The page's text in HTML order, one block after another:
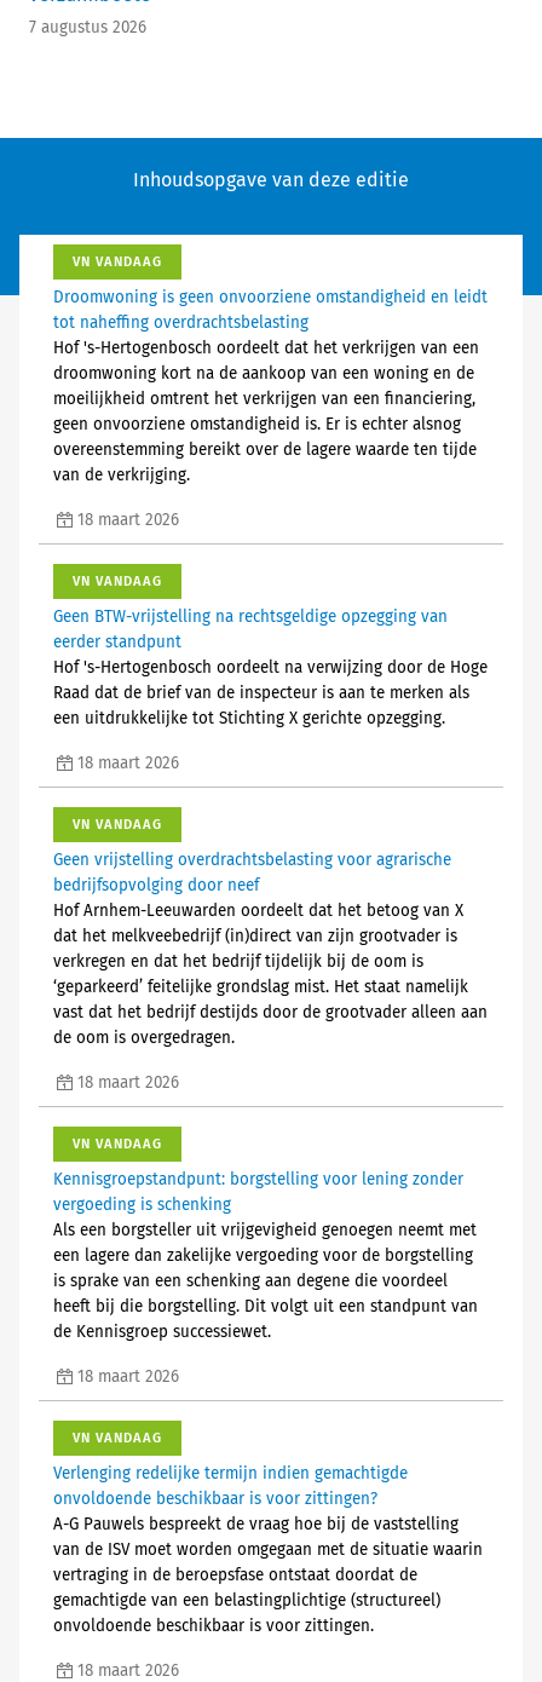
7 augustus 2026
Inhoudsopgave van deze editie
VN VANDAAG
Droomwoning is geen onvoorziene omstandigheid en leidt
tot naheffing overdrachtsbelasting
Hof 's-Hertogenbosch oordeelt dat het verkrijgen van een
droomwoning kort na de aankoop van een woning en de
moeilijkheid omtrent het verkrijgen van een financiering,
geen onvoorziene omstandigheid is. Er is echter alsnog
overeenstemming bereikt over de lagere waarde ten tijde
van de verkrijging.
18 maart 2026
VN VANDAAG
Geen BTW-vrijstelling na rechtsgeldige opzegging van
eerder standpunt
Hof 's-Hertogenbosch oordeelt na verwijzing door de Hoge
Raad dat de brief van de inspecteur is aan te merken als
een uitdrukkelijke tot Stichting X gerichte opzegging.
18 maart 2026
VN VANDAAG
Geen vrijstelling overdrachtsbelasting voor agrarische
bedrijfsopvolging door neef
Hof Arnhem-Leeuwarden oordeelt dat het betoog van X
dat het melkveebedrijf (in)direct van zijn grootvader is
verkregen en dat het bedrijf tijdelijk bij de oom is
‘geparkeerd’ feitelijke grondslag mist. Het staat namelijk
vast dat het bedrijf destijds door de grootvader alleen aan
de oom is overgedragen.
18 maart 2026
VN VANDAAG
Kennisgroepstandpunt: borgstelling voor lening zonder
vergoeding is schenking
Als een borgsteller uit vrijgevigheid genoegen neemt met
een lagere dan zakelijke vergoeding voor de borgstelling
is sprake van een schenking aan degene die voordeel
heeft bij die borgstelling. Dit volgt uit een standpunt van
de Kennisgroep successiewet.
18 maart 2026
VN VANDAAG
Verlenging redelijke termijn indien gemachtigde
onvoldoende beschikbaar is voor zittingen?
A-G Pauwels bespreekt de vraag hoe bij de vaststelling
van de ISV moet worden omgegaan met de situatie waarin
vertraging in de beroepsfase ontstaat doordat de
gemachtigde van een belastingplichtige (structureel)
onvoldoende beschikbaar is voor zittingen.
18 maart 2026